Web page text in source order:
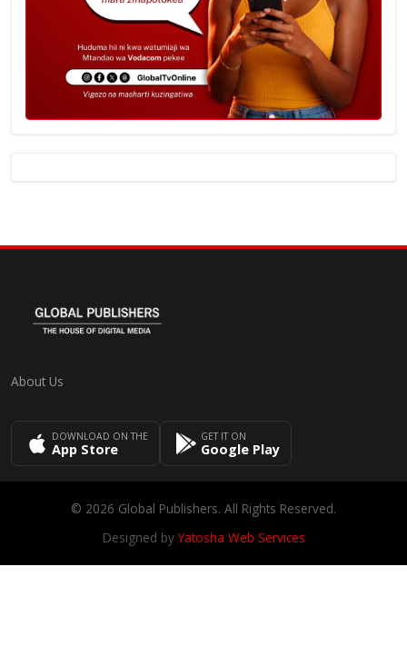
About Us
DOWNLOAD ON THE
App Store
GET IT ON
Google Play
© 2026 Global Publishers. All Rights Reserved.
Designed byYatosha Web Services